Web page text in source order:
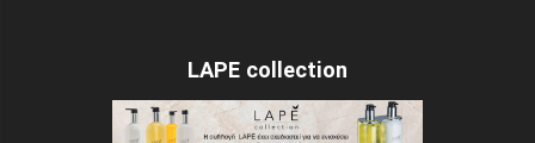
LAPE collection